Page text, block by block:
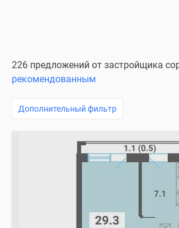
226 предложений от застройщика
рекомендованным
Дополнительный фильтр